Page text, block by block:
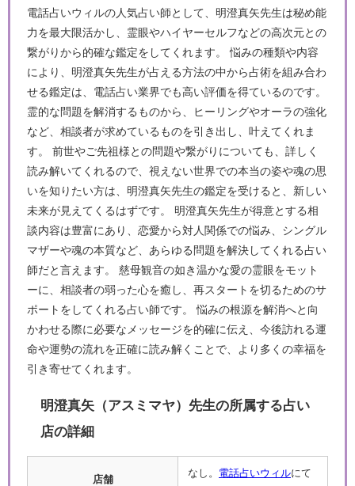
電話占いウィルの人気占い師として、明澄真矢先生は秘め能
力を最大限活かし、霊眼やハイヤーセルフなどの高次元との
繋がりから的確な鑑定をしてくれます。 悩みの種類や内容
により、明澄真矢先生が占える方法の中から占術を組み合わ
せる鑑定は、電話占い業界でも高い評価を得ているのです。
霊的な問題を解消するものから、ヒーリングやオーラの強化
など、相談者が求めているものを引き出し、叶えてくれま
す。 前世やご先祖様との問題や繋がりについても、詳しく
読み解いてくれるので、視えない世界での本当の姿や魂の思
いを知りたい方は、明澄真矢先生の鑑定を受けると、新しい
未来が見えてくるはずです。 明澄真矢先生が得意とする相
談内容は豊富にあり、恋愛から対人関係での悩み、シングル
マザーや魂の本質など、あらゆる問題を解決してくれる占い
師だと言えます。 慈母観音の如き温かな愛の霊眼をモット
ーに、相談者の弱った心を癒し、再スタートを切るためのサ
ポートをしてくれる占い師です。 悩みの根源を解消へと向
かわせる際に必要なメッセージを的確に伝え、今後訪れる運
命や運勢の流れを正確に読み解くことで、より多くの幸福を
引き寄せてくれます。
明澄真矢（アスミマヤ）先生の所属する占い
店の詳細
店舗
なし。 電話占いウィルにて